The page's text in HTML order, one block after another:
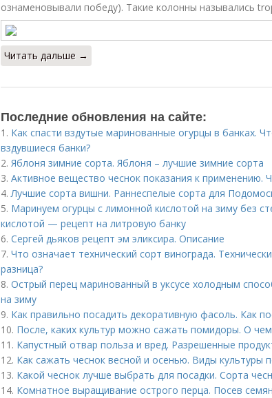
ознаменовывали победу). Такие колонны назывались
Читать дальше →
Последние обновления на сайте:
1. Как спасти вздутые маринованные огурцы в банках.
вздувшиеся банки?
2. Яблоня зимние сорта. Яблоня – лучшие зимние сорта
3. Активное вещество чеснок показания к применению.
4.Лучшие сорта вишни. Раннеспелые сорта для
5. Маринуем огурцы с лимонной кислотой на зиму без
кислотой — рецепт на литровую банку
6. Сергей дьяков рецепт эм эликсира. Описание
7. Что означает технический сорт винограда.
разница?
8. Острый перец маринованный в уксусе холодным
на зиму
9. Как правильно посадить декоративную фасоль. Как
10. После, каких культур можно сажать помидоры. О чем
11. Капустный отвар польза и вред. Разрешенные
12. Как сажать чеснок весной и осенью. Виды культуры
13. Какой чеснок лучше выбрать для посадки. Сорта
14. Комнатное выращивание острого перца. Посев